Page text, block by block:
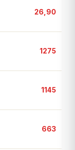
26,90
1275
1145
663